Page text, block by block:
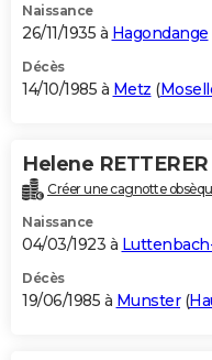
Naissance
26/11/1935 à Hagondange
Décès
14/10/1985 à Metz (
Helene RETTERER
Créer une cagnotte
Naissance
04/03/1923 à
Décès
19/06/1985 à Munster(